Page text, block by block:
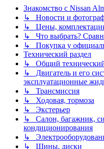
Знакомство с Nissan
↳ Новости и
↳ Цены,
↳ Что выбрать?
↳ Покупка у
Технический раздел
↳ Общий
↳ Двигатель и его
эксплуатационные
↳ Трансмиссия
↳ Ходовая, тормоза
↳ Экстерьер
↳ Салон, багажник,
кондиционирования
↳
↳ Шины, диски